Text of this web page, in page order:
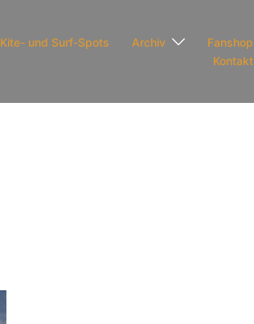
Kite- und Surf-Spots Archiv
Fanshop
Kontakt